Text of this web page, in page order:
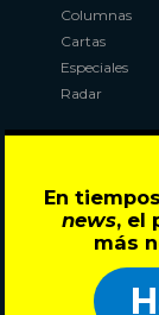
En
news, el
más
Columnas
Cartas
Especiales
Radar